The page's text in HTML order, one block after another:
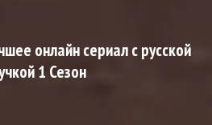
онлайн сериал с русской
1 Сезон